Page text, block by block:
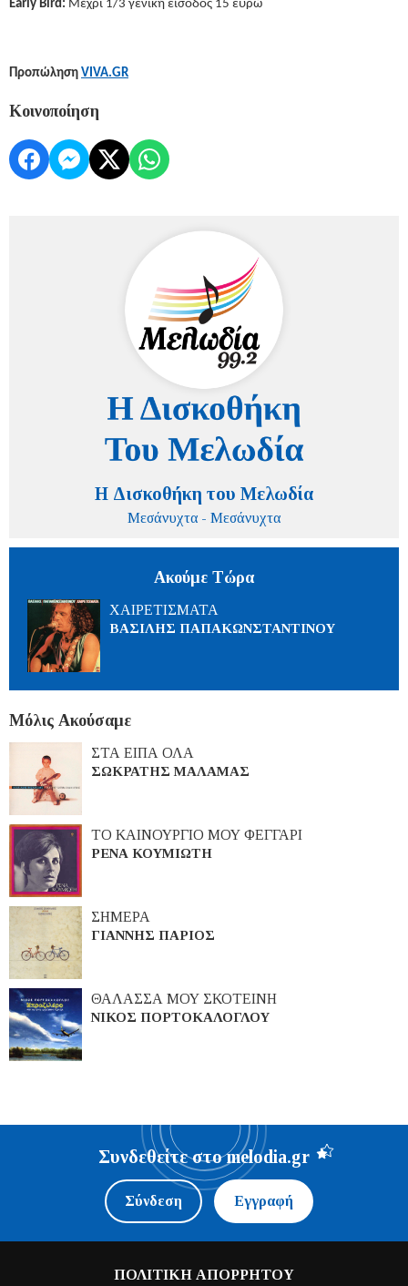
Early Bird: Μέχρι 1/3 γενική είσοδος 15 ευρώ
Προπώληση VIVA.GR
Κοινοποίηση
Η Δισκοθήκη του Μελωδία
Μεσάνυχτα - Μεσάνυχτα
Ακούμε Τώρα
ΧΑΙΡΕΤΙΣΜΑΤΑ
ΒΑΣΙΛΗΣ ΠΑΠΑΚΩΝΣΤΑΝΤΙΝΟΥ
Μόλις Ακούσαμε
ΣΤΑ ΕΙΠΑ ΟΛΑ
ΣΩΚΡΑΤΗΣ ΜΑΛΑΜΑΣ
ΤΟ ΚΑΙΝΟΥΡΓΙΟ ΜΟΥ ΦΕΓΓΑΡΙ
ΡΕΝΑ ΚΟΥΜΙΩΤΗ
ΣΗΜΕΡΑ
ΓΙΑΝΝΗΣ ΠΑΡΙΟΣ
ΘΑΛΑΣΣΑ ΜΟΥ ΣΚΟΤΕΙΝΗ
ΝΙΚΟΣ ΠΟΡΤΟΚΑΛΟΓΛΟΥ
Συνδεθείτε στο melodia.gr
Σύνδεση Εγγραφή
ΠΟΛΙΤΙΚΗ ΑΠΟΡΡΗΤΟΥ